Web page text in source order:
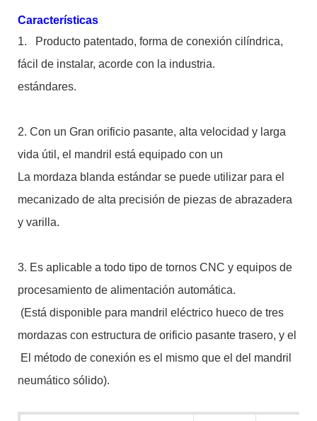
Características
1.
Producto patentado, forma de conexión cilíndrica,
fácil de instalar, acorde con la industria.
estándares.
2. Con un Gran orificio pasante, alta velocidad y larga
vida útil, el mandril está equipado con un
La mordaza blanda estándar se puede utilizar para el
mecanizado de alta precisión de piezas de abrazadera
y varilla.
3. Es aplicable a todo tipo de tornos CNC y equipos de
procesamiento de alimentación automática.
(Está disponible para mandril eléctrico hueco de tres
mordazas con estructura de orificio pasante trasero, y el
El método de conexión es el mismo que el del mandril
neumático sólido).